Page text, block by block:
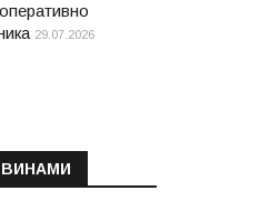
29.07.2026